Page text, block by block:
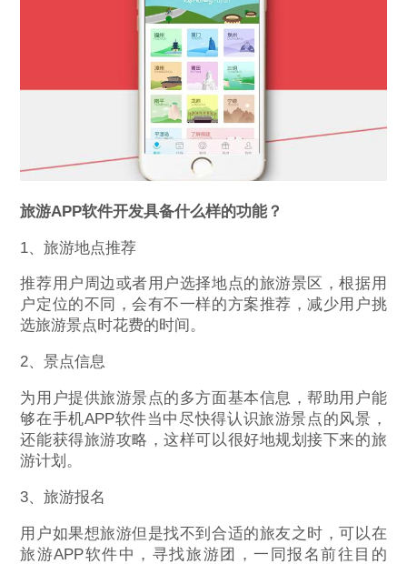
旅游APP软件开发具备什么样的功能？
1、旅游地点推荐
推荐用户周边或者用户选择地点的旅游景区，根据用
户定位的不同，会有不一样的方案推荐，减少用户挑
选旅游景点时花费的时间。
2、景点信息
为用户提供旅游景点的多方面基本信息，帮助用户能
够在手机APP软件当中尽快得认识旅游景点的风景，
还能获得旅游攻略，这样可以很好地规划接下来的旅
游计划。
3、旅游报名
用户如果想旅游但是找不到合适的旅友之时，可以在
旅游APP软件中，寻找旅游团，一同报名前往目的